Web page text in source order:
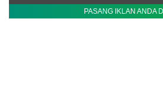
PASANG IKLAN ANDA